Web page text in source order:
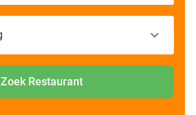
Zoek Restaurant